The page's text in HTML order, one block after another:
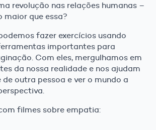
revolução nas relações humanas –
maior que essa?
fazer exercícios usando
importantes para
Com eles, mergulhamos em
da nossa realidade e nos ajudam
de outra pessoa e ver o mundo a
filmes sobre empatia: